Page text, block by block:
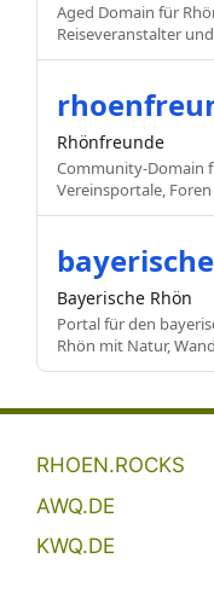
Aged Domain für
Reiseveranstalter
Rhönfreunde
Community-Domain
Vereinsportale,
Bayerische Rhön
Portal für den
Rhön mit Natur,
RHOEN.ROCKS
AWQ.DE
KWQ.DE